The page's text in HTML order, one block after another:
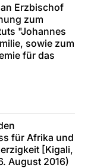
Erzbischof
zum
"Johannes
sowie zum
für das
für Afrika und
[Kigali,
August 2016)